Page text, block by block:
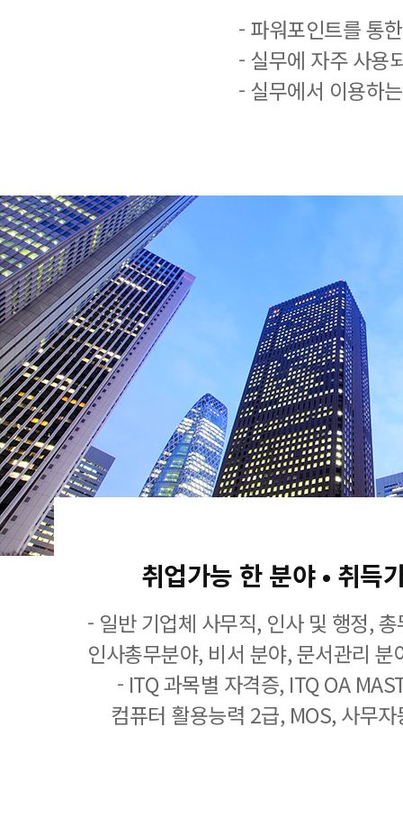
- 파워포인트를 통
- 실무에 자주 사용
- 실무에서 이용하
취업가능 한 분야 • 취득
- 일반 기업체 사무직, 인사 및 행정,
인사총무분야, 비서 분야, 문서관리
- ITQ 과목별 자격증, ITQ OA
컴퓨터 활용능력 2급, MOS, 사무